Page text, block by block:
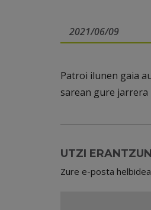
2021/06/09
Patroi ilunen gaia
sarean gure
UTZI
Zure e-posta